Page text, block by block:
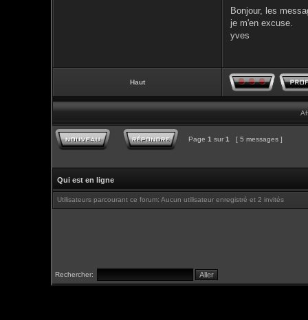
Bonjour, les
je m'en excuse.
yves
Haut
Page 1 sur 1 [ 5 messages ]
Qui est en ligne
Utilisateurs parcourant ce forum: Aucun utilisateur enregistré et 2 invités
Rechercher: